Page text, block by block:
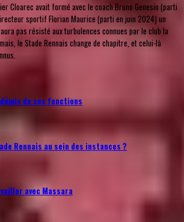
Cloarec avait formé avec le coach Bruno Genesio (parti
sportif Florian Maurice (parti en juin 2024) un
pas résisté aux turbulences connues par le club la
le Stade Rennais change de chapitre, et celui-là
de ses fonctions
Rennais au sein des instances ?
avec Massara